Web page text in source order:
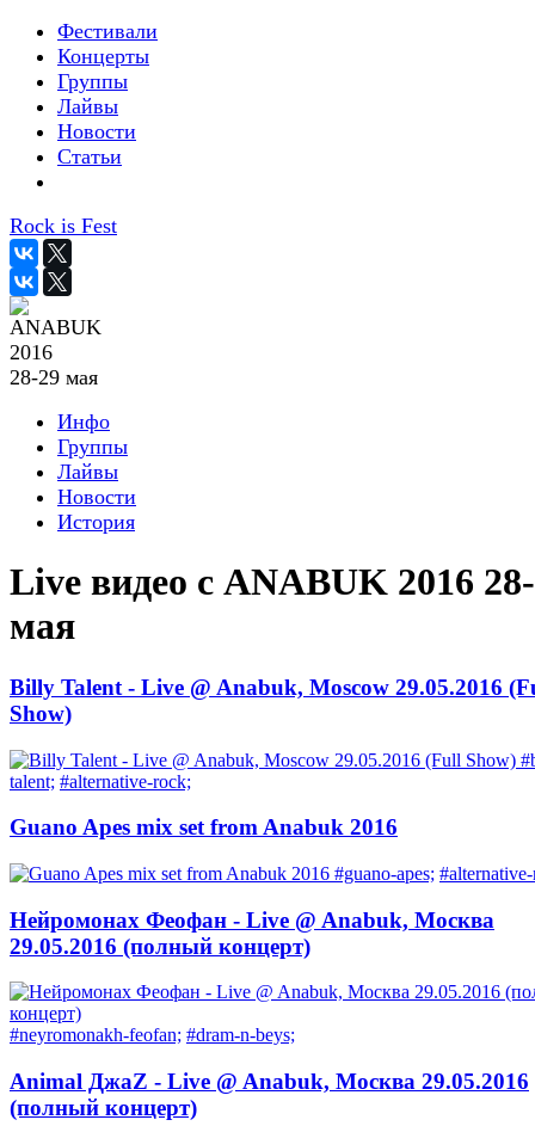
Фестивали
Концерты
Группы
Лайвы
Новости
Статьи
Rock is Fest
2016
28-29 мая
Инфо
Группы
Лайвы
Новости
История
Live видео с ANABUK 2016
мая
Billy Talent - Live @ Anabuk, Moscow 29.05.2016
Show)
talent; #alternative-rock;
Guano Apes mix set from Anabuk 2016
#guano-apes;
Нейромонах Феофан - Live @ Anabuk, Москва
29.05.2016 (полный концерт)
#neyromonakh-feofan; #dram-n-beys;
Animal ДжаZ - Live @ Anabuk, Москва 29.05.2016
(полный концерт)